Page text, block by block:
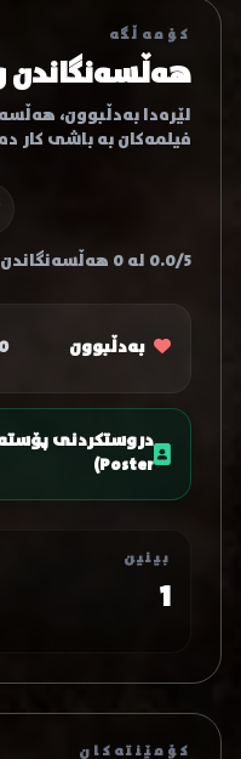
کۆمەڵگە
لێرەدا بەدڵبوون،
فیلمەکان بە باشی کار
0.0/5 لە 0 هەڵسەنگاندن
بەدڵبوون 0
Poster)
بینین
1
کۆمێنتەکان